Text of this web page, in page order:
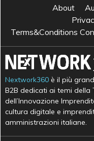
About
Terms&Conditions
Nextwork360 è il più
B2B dedicati ai temi
dell’Innovazione
cultura digitale e
amministrazioni italiane.